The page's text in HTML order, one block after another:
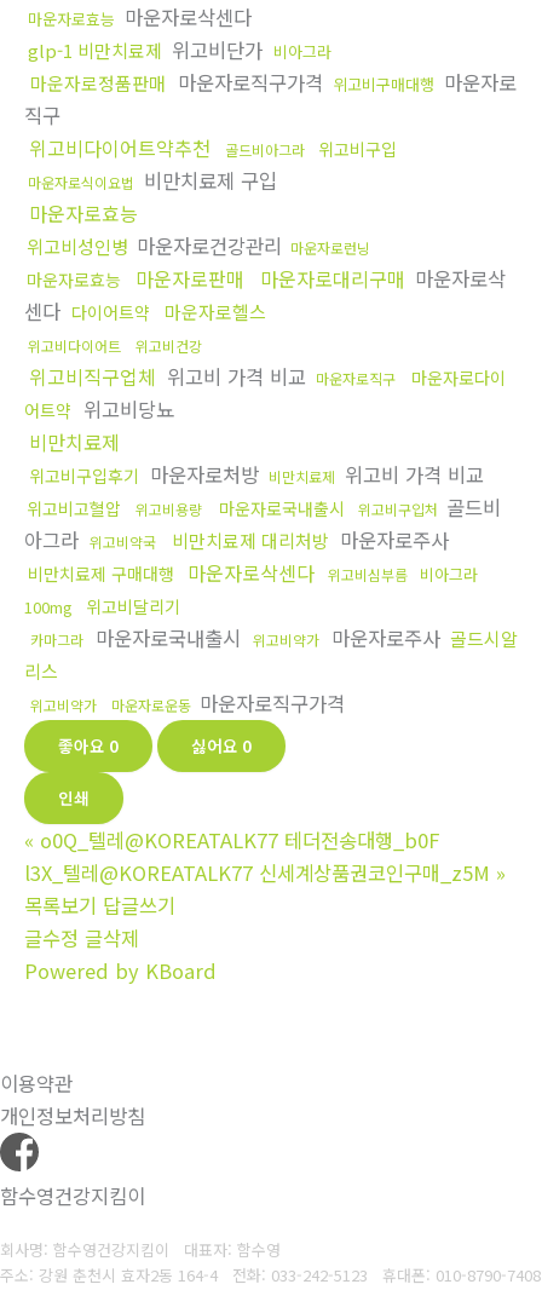
마운자로효능 마운자로삭센다
glp-1 비만치료제 위고비단가 비아그라
마운자로정품판매 마운자로직구가격 위고비구매대행 마운자로
직구
위고비다이어트약추천
골드비아그라 위고비구입
마운자로식이요법
비만치료제 구입
마운자로효능
위고비성인병 마운자로건강관리 마운자로런닝
마운자로효능 마운자로판매 마운자로대리구매 마운자로삭
센다 다이어트약 마운자로헬스
위고비다이어트 위고비건강
위고비직구업체 위고비 가격 비교 마운자로직구
마운자로다이
어트약 위고비당뇨
비만치료제
위고비구입후기 마운자로처방 비만치료제 위고비 가격 비교
위고비고혈압 위고비용량 마운자로국내출시 위고비구입처 골드비
아그라 위고비약국 비만치료제 대리처방 마운자로주사
비만치료제 구매대행 마운자로삭센다 위고비심부름
비아그라
100mg
위고비달리기
카마그라 마운자로국내출시 위고비약가 마운자로주사 골드시알
리스
위고비약가 마운자로운동 마운자로직구가격
좋아요 0 싫어요 0
인쇄
« o0Q_텔레@KOREATALK77 테더전송대행_b0F
l3X_텔레@KOREATALK77 신세계상품권코인구매_z5M »
목록보기 답글쓰기
글수정 글삭제
Powered by KBoard
이용약관
개인정보처리방침
함수영건강지킴이
회사명: 함수영건강지킴이 대표자: 함수영
주소: 강원 춘천시 효자2동 164-4 전화: 033-242-5123 휴대폰: 010-8790-7408